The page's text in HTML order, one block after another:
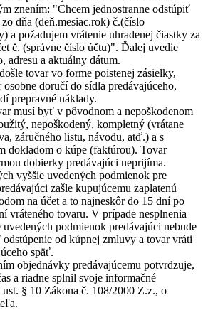
znením: "Chcem jednostranne odstúpiť
dňa (deň.mesiac.rok) č.(číslo
a požadujem vrátenie uhradenej čiastky za
č. (správne číslo účtu)". Ďalej uvedie
adresu a aktuálny dátum.
tovar vo forme poistenej zásielky,
osobne doručí do sídla predávajúceho,
prepravné náklady.
musí byť v pôvodnom a nepoškodenom
nepoškodený, kompletný (vrátane
záručného listu, návodu, atď.) a s
dokladom o kúpe (faktúrou). Tovar
dobierky predávajúci neprijíma.
vyššie uvedených podmienok pre
zašle kupujúcemu zaplatenú
na účet a to najneskôr do 15 dní po
vráteného tovaru. V prípade nesplnenia
podmienok predávajúci nebude
od kúpnej zmluvy a tovar vráti
späť.
objednávky predávajúcemu potvrdzuje,
a riadne splnil svoje informačné
§ 10 Zákona č. 108/2000 Z.z., o